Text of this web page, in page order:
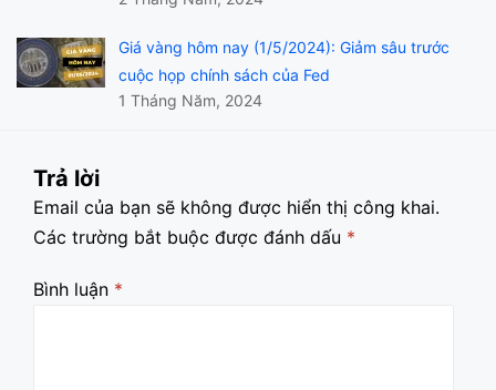
Giá vàng hôm nay (1/5/2024): Giảm sâu trước
cuộc họp chính sách của Fed
1 Tháng Năm, 2024
Trả lời
Email của bạn sẽ không được hiển thị công khai.
Các trường bắt buộc được đánh dấu *
Bình luận *